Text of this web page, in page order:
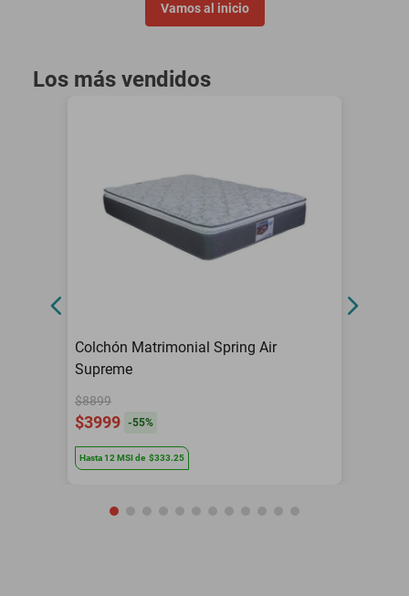
Vamos al inicio
Los más vendidos
Colchón Matrimonial Spring Air
Supreme
$8899
$3999 -55%
Hasta12 MSIde $333.25